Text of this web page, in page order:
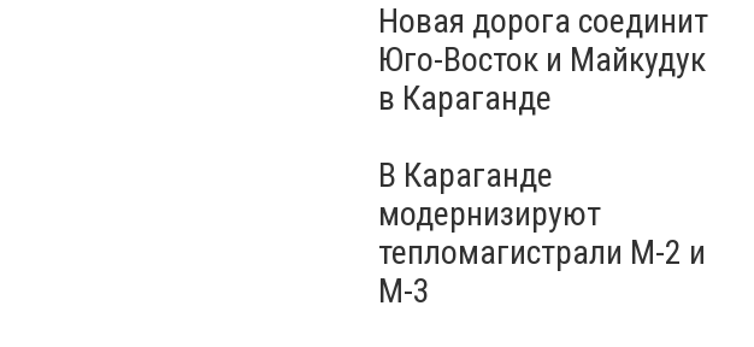
Новая дорога соединит
Юго-Восток и Майкудук
в Караганде
В Караганде
модернизируют
тепломагистрали М-2 и
М-3